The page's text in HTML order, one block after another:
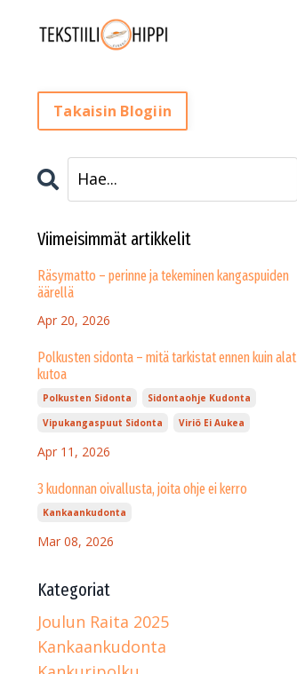
Takaisin Blogiin
Viimeisimmät artikkelit
Räsymatto – perinne ja tekeminen kangaspuiden
äärellä
Apr 20, 2026
Polkusten sidonta – mitä tarkistat ennen kuin alat
kutoa
Polkusten Sidonta
Sidontaohje Kudonta
Vipukangaspuut Sidonta
Viriö Ei Aukea
Apr 11, 2026
3 kudonnan oivallusta, joita ohje ei kerro
Kankaankudonta
Mar 08, 2026
Kategoriat
Joulun Raita 2025
Kankaankudonta